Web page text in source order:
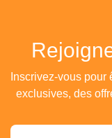
Inscrivez-vous pour
exclusives, des